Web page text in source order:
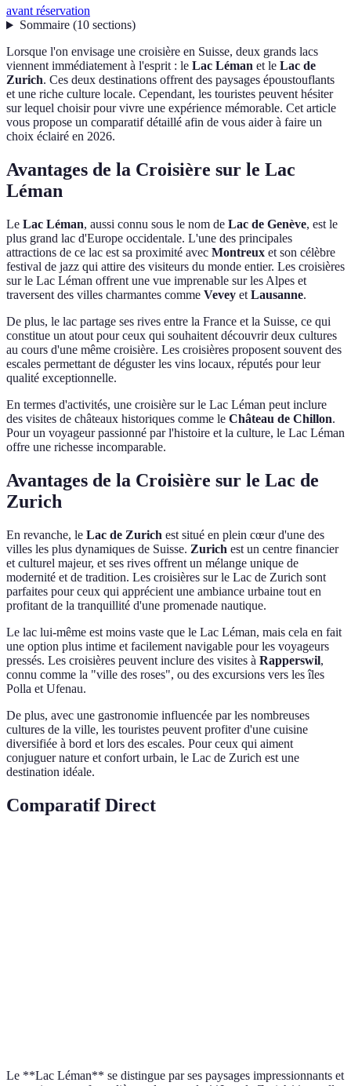
avant réservation
Sommaire(10 sections)
Lorsque l'on envisage une croisière en Suisse, deux grands lacs
viennent immédiatement à l'esprit : le Lac Léman et le Lac de
Zurich. Ces deux destinations offrent des paysages époustouflants
et une riche culture locale. Cependant, les touristes peuvent hésiter
sur lequel choisir pour vivre une expérience mémorable. Cet article
vous propose un comparatif détaillé afin de vous aider à faire un
choix éclairé en 2026.
Avantages de la Croisière sur le Lac
Léman
Le Lac Léman, aussi connu sous le nom de Lac de Genève, est le
plus grand lac d'Europe occidentale. L'une des principales
attractions de ce lac est sa proximité avec Montreux et son célèbre
festival de jazz qui attire des visiteurs du monde entier. Les croisières
sur le Lac Léman offrent une vue imprenable sur les Alpes et
traversent des villes charmantes comme Vevey et Lausanne.
De plus, le lac partage ses rives entre la France et la Suisse, ce qui
constitue un atout pour ceux qui souhaitent découvrir deux cultures
au cours d'une même croisière. Les croisières proposent souvent des
escales permettant de déguster les vins locaux, réputés pour leur
qualité exceptionnelle.
En termes d'activités, une croisière sur le Lac Léman peut inclure
des visites de châteaux historiques comme le Château de Chillon.
Pour un voyageur passionné par l'histoire et la culture, le Lac Léman
offre une richesse incomparable.
Avantages de la Croisière sur le Lac de
Zurich
En revanche, le Lac de Zurich est situé en plein cœur d'une des
villes les plus dynamiques de Suisse. Zurich est un centre financier
et culturel majeur, et ses rives offrent un mélange unique de
modernité et de tradition. Les croisières sur le Lac de Zurich sont
parfaites pour ceux qui apprécient une ambiance urbaine tout en
profitant de la tranquillité d'une promenade nautique.
Le lac lui-même est moins vaste que le Lac Léman, mais cela en fait
une option plus intime et facilement navigable pour les voyageurs
pressés. Les croisières peuvent inclure des visites à Rapperswil,
connu comme la "ville des roses", ou des excursions vers les îles
Polla et Ufenau.
De plus, avec une gastronomie influencée par les nombreuses
cultures de la ville, les touristes peuvent profiter d'une cuisine
diversifiée à bord et lors des escales. Pour ceux qui aiment
conjuguer nature et confort urbain, le Lac de Zurich est une
destination idéale.
Comparatif Direct
Le **Lac Léman** se distingue par ses paysages impressionnants et